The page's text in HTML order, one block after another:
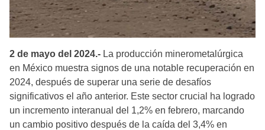
2 de mayo del 2024.- La producción minerometalúrgica
en México muestra signos de una notable recuperación en
2024, después de superar una serie de desafíos
significativos el año anterior. Este sector crucial ha logrado
un incremento interanual del 1,2% en febrero, marcando
un cambio positivo después de la caída del 3,4% en